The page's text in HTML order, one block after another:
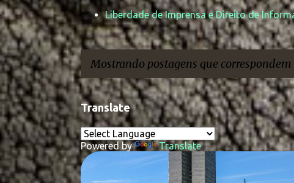
Liberdade de Imprensa e Direito de
Mostrando postagens que
P
o
s
t
a
Translate
Powered by Translate